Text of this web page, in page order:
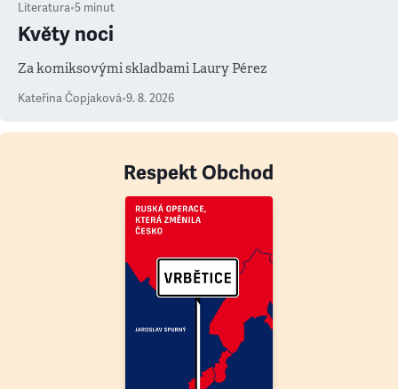
Literatura•5 minut
Květy noci
Za komiksovými skladbami Laury Pérez
Kateřina Čopjaková•9. 8. 2026
Respekt Obchod